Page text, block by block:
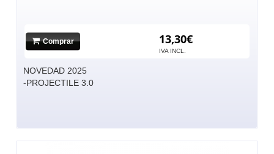
Comprar 13,30€
IVA INCL.
NOVEDAD 2025
-PROJECTILE 3.0